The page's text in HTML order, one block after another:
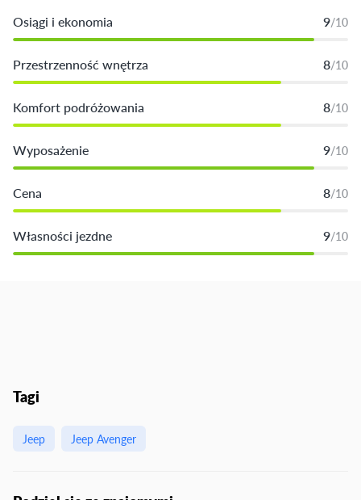
Osiągi i ekonomia 9/10
Przestrzenność wnętrza 8/10
Komfort podróżowania 8/10
Wyposażenie 9/10
Cena 8/10
Własności jezdne 9/10
Tagi
Jeep Jeep Avenger